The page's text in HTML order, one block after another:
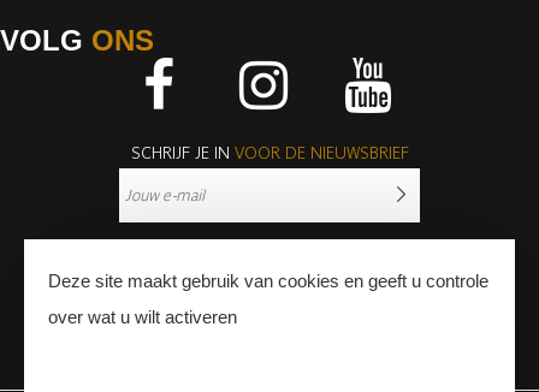
VOLG ONS
SCHRIJF JE IN VOOR DE NIEUWSBRIEF
Deze site maakt gebruik van cookies en geeft u controle
over wat u wilt activeren